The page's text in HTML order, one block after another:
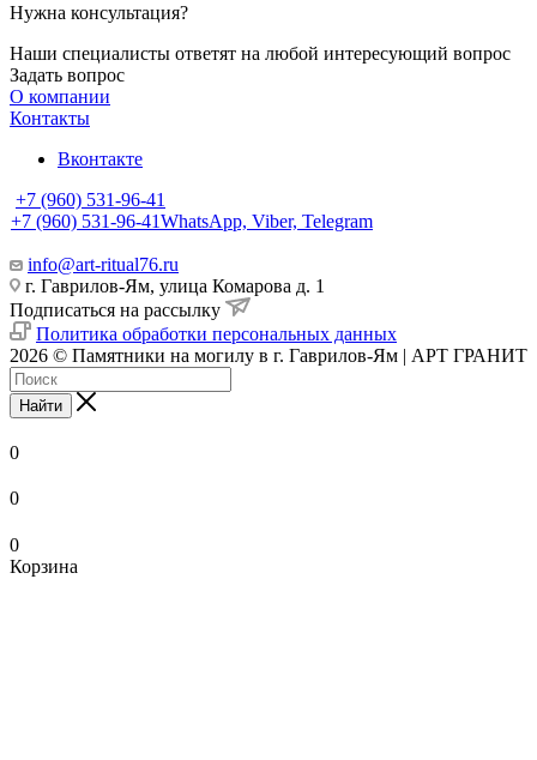
Нужна консультация?
Наши специалисты ответят на любой интересующий вопрос
Задать вопрос
О компании
Контакты
Вконтакте
+7 (960) 531-96-41
+7 (960) 531-96-41WhatsApp, Viber, Telegram
info@art-ritual76.ru
г. Гаврилов-Ям, улица Комарова д. 1
Подписаться на рассылку
Политика обработки персональных данных
2026 © Памятники на могилу в г. Гаврилов-Ям | АРТ ГРАНИТ
Найти
0
0
0
Корзина